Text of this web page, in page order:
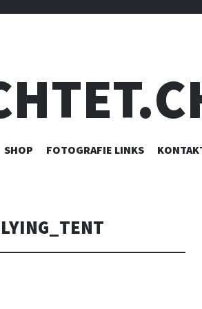
ZUM
SHOP FOTOGRAFIE LINKS